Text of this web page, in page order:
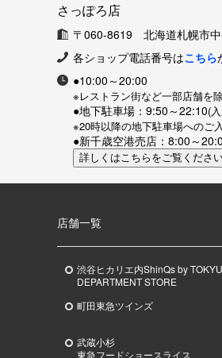
さっぽろ店
〒060-8619 北海道札幌市中
各ショップ電話番号はこちら
●10:00～20:00
※レストラン街など一部店舗を
●地下駐車場：9:50～22:10(
※20時以降の地下駐車場へのご
●新千歳空港売店：8:00～
店舗一覧
渋谷ヒカリエ内ShinQs by TOKYU
DEPARTMENT STORE
町田東急ツインズ
武蔵小杉
東急フードショースライス